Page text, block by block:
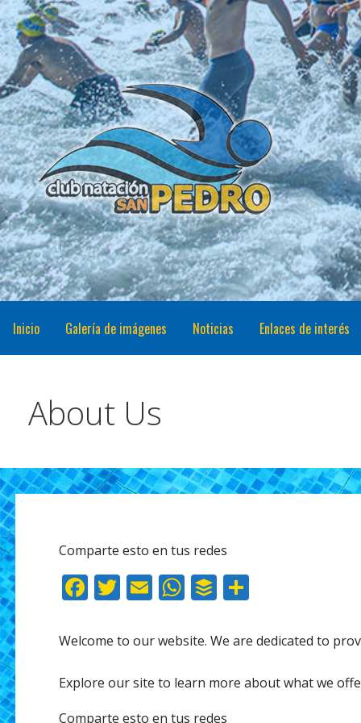
Saltar
al
contenido
Club Natación San Pedro
CNSP
Inicio Galería de imágenes Noticias Enlaces de interés
About Us
Comparte esto en tus redes
F
e
o
T
itt
E
ai
W
at
A
B
f
C
m
ar
Welcome to our website. We are dedicated to
Explore our site to learn more about what we
Comparte esto en tus redes